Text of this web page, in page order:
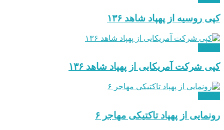
کپی روسیه از پهپاد شاهد ۱۳۶
کپی شرکت آمریکایی از پهپاد شاهد ۱۳۶
رونمایی از پهپاد تاکتیکی مهاجر ۶